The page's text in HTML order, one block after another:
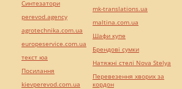
Синтезатори
perevod.agency
agrotechnika.com.ua
europeservice.com.ua
текст юа
Посилання
kievperevod.com.ua
mk-translations.ua
maltina.com.ua
Шафи купе
Брендові сумки
Натяжні стелі Nova Stelya
Перевезення хворих за
кордон